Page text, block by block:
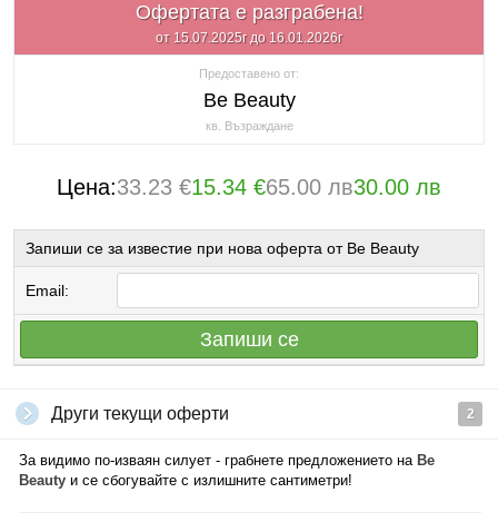
Офертата е разграбена!
от 15.07.2025г до 16.01.2026г
Предоставено от:
Be Beauty
кв. Възраждане
Цена:33.23 €15.34 €65.00 лв30.00 лв
Запиши се за известие при нова оферта от Be Beauty
Email:
Запиши се
Други текущи оферти 2
За видимо по-изваян силует - грабнете предложението на Be
Beauty и се сбогувайте с излишните сантиметри!